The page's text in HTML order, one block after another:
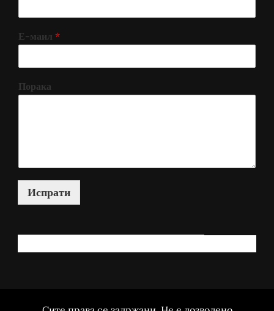
Е-маил *
Порака
Испрати